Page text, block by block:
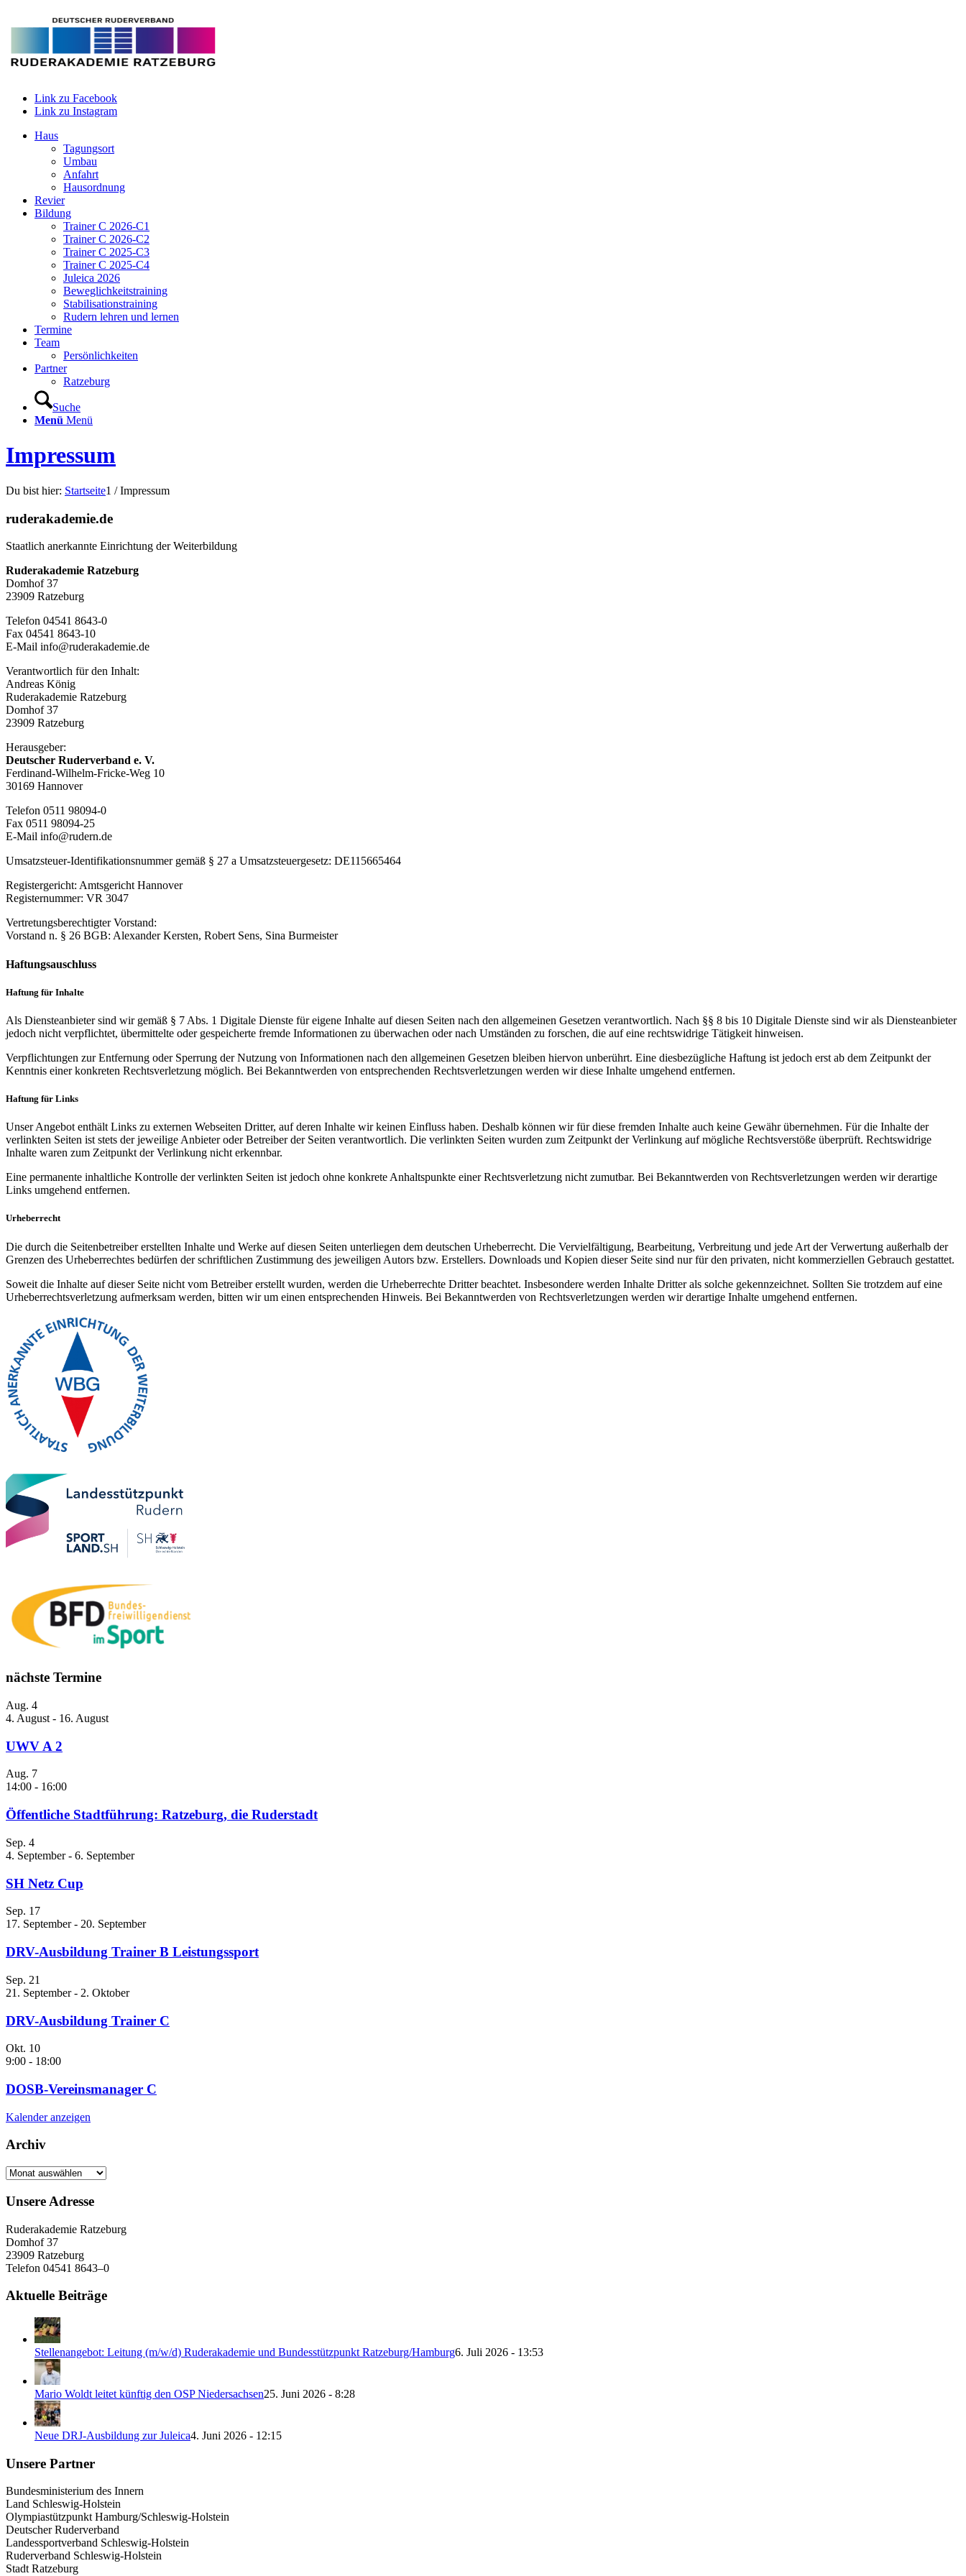
Link zu Facebook
Link zu Instagram
Haus
Tagungsort
Umbau
Anfahrt
Hausordnung
Revier
Bildung
Trainer C 2026-C1
Trainer C 2026-C2
Trainer C 2025-C3
Trainer C 2025-C4
Juleica 2026
Beweglichkeitstraining
Stabilisationstraining
Rudern lehren und lernen
Termine
Team
Persönlichkeiten
Partner
Ratzeburg
Suche
Menü Menü
Impressum
Du bist hier: Startseite1 / Impressum
ruderakademie.de
Staatlich anerkannte Einrichtung der Weiterbildung
Ruderakademie Ratzeburg
Domhof 37
23909 Ratzeburg
Telefon 04541 8643-0
Fax 04541 8643-10
E-Mail info@ruderakademie.de
Verantwortlich für den Inhalt:
Andreas König
Ruderakademie Ratzeburg
Domhof 37
23909 Ratzeburg
Herausgeber:
Deutscher Ruderverband e. V.
Ferdinand-Wilhelm-Fricke-Weg 10
30169 Hannover
Telefon 0511 98094-0
Fax 0511 98094-25
E-Mail info@rudern.de
Umsatzsteuer-Identifikationsnummer gemäß § 27 a Umsatzsteuergesetz: DE115665464
Registergericht: Amtsgericht Hannover
Registernummer: VR 3047
Vertretungsberechtigter Vorstand:
Vorstand n. § 26 BGB: Alexander Kersten, Robert Sens, Sina Burmeister
Haftungsauschluss
Haftung für Inhalte
Als Diensteanbieter sind wir gemäß § 7 Abs. 1 Digitale Dienste für eigene Inhalte auf diesen Seiten nach den allgemeinen Gesetzen verantwortlich. Nach §§ 8 bis 10 Digitale Dienste sind wir als Diensteanbieter
jedoch nicht verpflichtet, übermittelte oder gespeicherte fremde Informationen zu überwachen oder nach Umständen zu forschen, die auf eine rechtswidrige Tätigkeit hinweisen.
Verpflichtungen zur Entfernung oder Sperrung der Nutzung von Informationen nach den allgemeinen Gesetzen bleiben hiervon unberührt. Eine diesbezügliche Haftung ist jedoch erst ab dem Zeitpunkt der
Kenntnis einer konkreten Rechtsverletzung möglich. Bei Bekanntwerden von entsprechenden Rechtsverletzungen werden wir diese Inhalte umgehend entfernen.
Haftung für Links
Unser Angebot enthält Links zu externen Webseiten Dritter, auf deren Inhalte wir keinen Einfluss haben. Deshalb können wir für diese fremden Inhalte auch keine Gewähr übernehmen. Für die Inhalte der
verlinkten Seiten ist stets der jeweilige Anbieter oder Betreiber der Seiten verantwortlich. Die verlinkten Seiten wurden zum Zeitpunkt der Verlinkung auf mögliche Rechtsverstöße überprüft. Rechtswidrige
Inhalte waren zum Zeitpunkt der Verlinkung nicht erkennbar.
Eine permanente inhaltliche Kontrolle der verlinkten Seiten ist jedoch ohne konkrete Anhaltspunkte einer Rechtsverletzung nicht zumutbar. Bei Bekanntwerden von Rechtsverletzungen werden wir derartige
Links umgehend entfernen.
Urheberrecht
Die durch die Seitenbetreiber erstellten Inhalte und Werke auf diesen Seiten unterliegen dem deutschen Urheberrecht. Die Vervielfältigung, Bearbeitung, Verbreitung und jede Art der Verwertung außerhalb der
Grenzen des Urheberrechtes bedürfen der schriftlichen Zustimmung des jeweiligen Autors bzw. Erstellers. Downloads und Kopien dieser Seite sind nur für den privaten, nicht kommerziellen Gebrauch gestattet.
Soweit die Inhalte auf dieser Seite nicht vom Betreiber erstellt wurden, werden die Urheberrechte Dritter beachtet. Insbesondere werden Inhalte Dritter als solche gekennzeichnet. Sollten Sie trotzdem auf eine
Urheberrechtsverletzung aufmerksam werden, bitten wir um einen entsprechenden Hinweis. Bei Bekanntwerden von Rechtsverletzungen werden wir derartige Inhalte umgehend entfernen.
nächste Termine
Aug. 4
4. August - 16. August
UWV A 2
Aug. 7
14:00 - 16:00
Öffentliche Stadtführung: Ratzeburg, die Ruderstadt
Sep. 4
4. September- 6. September
SH Netz Cup
Sep. 17
17. September- 20. September
DRV-Ausbildung Trainer B Leistungssport
Sep. 21
21. September- 2. Oktober
DRV-Ausbildung Trainer C
Okt. 10
9:00 - 18:00
DOSB-Vereinsmanager C
Kalender anzeigen
Archiv
Archiv
Unsere Adresse
Ruderakademie Ratzeburg
Domhof 37
23909 Ratzeburg
Telefon 04541 8643–0
Aktuelle Beiträge
Stellenangebot: Leitung (m/w/d) Ruderakademie und Bundesstützpunkt Ratzeburg/Hamburg6. Juli 2026 - 13:53
Mario Woldt leitet künftig den OSP Niedersachsen25. Juni 2026 - 8:28
Neue DRJ-Ausbildung zur Juleica4. Juni 2026 - 12:15
Unsere Partner
Bundesministerium des Innern
Land Schleswig-Holstein
Olympiastützpunkt Hamburg/Schleswig-Holstein
Deutscher Ruderverband
Landessportverband Schleswig-Holstein
Ruderverband Schleswig-Holstein
Stadt Ratzeburg